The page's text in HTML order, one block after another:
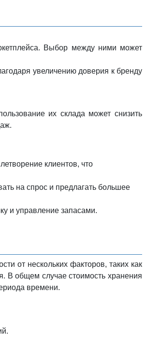
Выбор между ними может
увеличению доверия к бренду
их склада может снизить
клиентов, что
на спрос и предлагать большее
и управление запасами.
от нескольких факторов, таких как
В общем случае стоимость хранения
времени.